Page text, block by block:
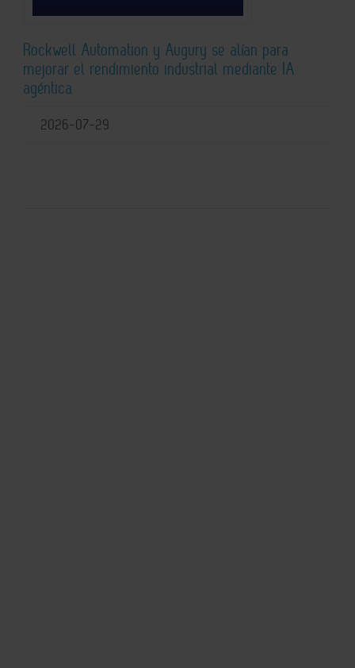
Rockwell Automation y Augury se alían para
mejorar el rendimiento industrial mediante IA
agéntica
2026-07-29